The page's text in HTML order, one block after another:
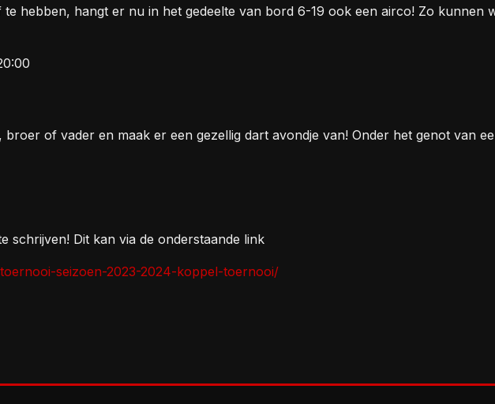
hebben, hangt er nu in het gedeelte van bord 6-19 ook een airco! Zo kunnen
of vader en maak er een gezellig dart avondje van! Onder het genot van
schrijven! Dit kan via de onderstaande link
seizoen-2023-2024-koppel-toernooi/